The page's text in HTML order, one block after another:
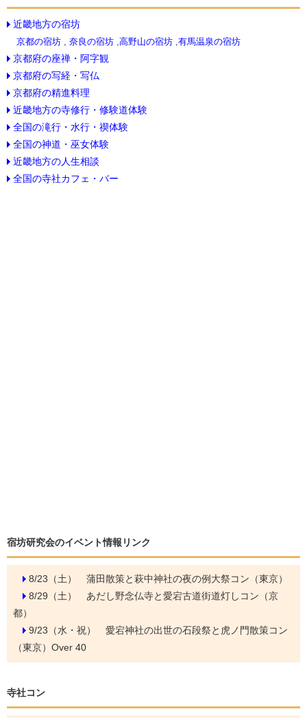
近畿地方の宿坊
京都の宿坊 奈良の宿坊 高野山の宿坊 有馬温泉の宿坊
京都府の座禅・阿字観
京都府の写経・写仏
京都府の精進料理
近畿地方の寺修行・修験道体験
全国の滝行・水行・禊体験
全国の神道・巫女体験
近畿地方の人生相談
全国の寺社カフェ・バー
宿坊研究会のイベント情報リンク
8/23（土） 蒲田散策と萩中神社の夜の例大祭コン（東京）
8/29（土） あだし野念仏寺と愛宕古道街道灯しコン（京
都）
9/23（水・祝） 愛宕神社の出世の石段祭と虎ノ門散策コン
（東京）Over 40
寺社コン